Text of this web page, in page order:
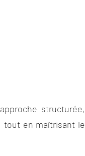
structurée,
tout en maîtrisant le